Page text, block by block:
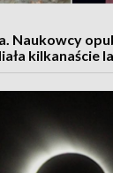
Naukowcy
kilkanaście